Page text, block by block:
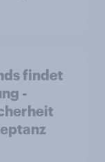
findet
-